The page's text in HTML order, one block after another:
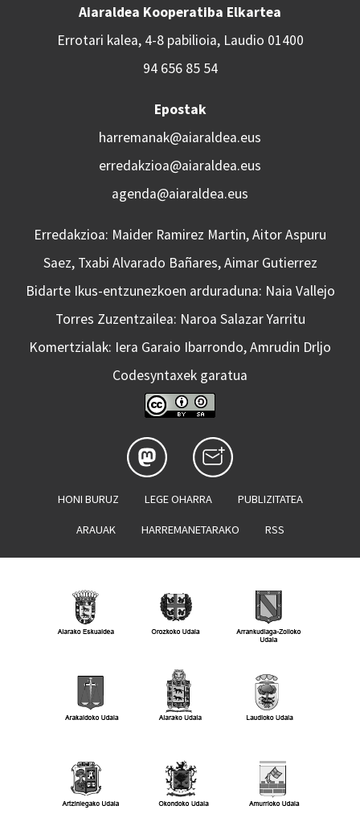
Aiaraldea Kooperatiba Elkartea
Errotari kalea, 4-8 pabilioia, Laudio 01400
94 656 85 54
Epostak
harremanak@aiaraldea.eus
erredakzioa@aiaraldea.eus
agenda@aiaraldea.eus
Erredakzioa: Maider Ramirez Martin, Aitor Aspuru
Saez, Txabi Alvarado Bañares, Aimar Gutierrez
Bidarte Ikus-entzunezkoen arduraduna: Naia Vallejo
Torres Zuzentzailea: Naroa Salazar Yarritu
Komertzialak: Iera Garaio Ibarrondo, Amrudin Drljo
Codesyntaxek garatua
HONI BURUZ LEGE OHARRA PUBLIZITATEA
ARAUAK HARREMANETARAKO RSS